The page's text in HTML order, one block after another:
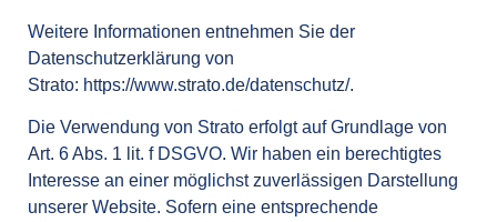
Weitere Informationen entnehmen Sie der
Datenschutzerklärung von
Strato: https://www.strato.de/datenschutz/.
Die Verwendung von Strato erfolgt auf Grundlage von
Art. 6 Abs. 1 lit. f DSGVO. Wir haben ein berechtigtes
Interesse an einer möglichst zuverlässigen Darstellung
unserer Website. Sofern eine entsprechende